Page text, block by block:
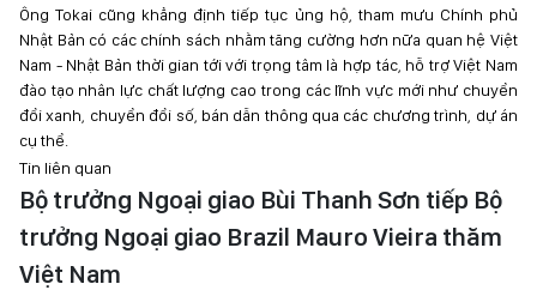
Ông Tokai cũng khẳng định tiếp tục ủng hộ, tham mưu Chính phủ
Nhật Bản có các chính sách nhằm tăng cường hơn nữa quan hệ Việt
Nam - Nhật Bản thời gian tới với trọng tâm là hợp tác, hỗ trợ Việt Nam
đào tạo nhân lực chất lượng cao trong các lĩnh vực mới như chuyển
đổi xanh, chuyển đổi số, bán dẫn thông qua các chương trình, dự án
cụ thể.
Tin liên quan
Bộ trưởng Ngoại giao Bùi Thanh Sơn tiếp Bộ
trưởng Ngoại giao Brazil Mauro Vieira thăm
Việt Nam